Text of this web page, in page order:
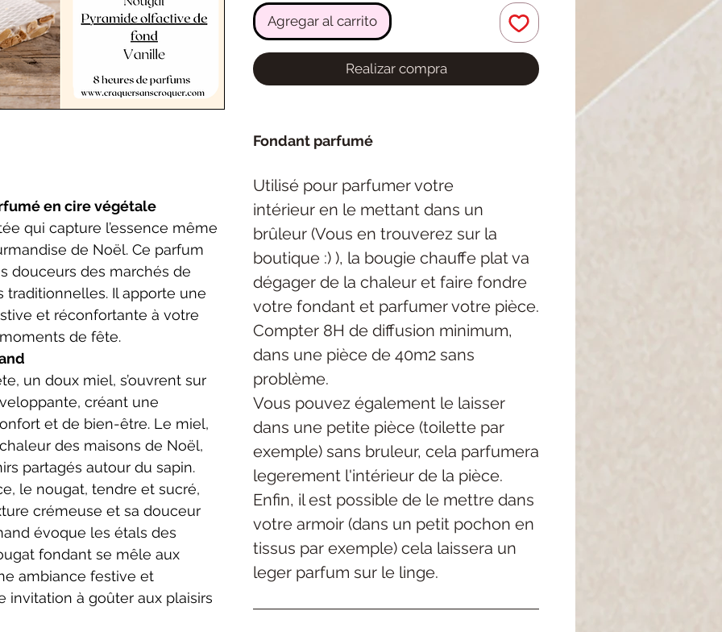
en cire végétale
qui capture l’essence même
de Noël. Ce parfum
douceurs des marchés de
traditionnelles. Il apporte une
et réconfortante à votre
de fête.
un doux miel, s’ouvrent sur
créant une
et de bien-être. Le miel,
des maisons de Noël,
partagés autour du sapin.
le nougat, tendre et sucré,
crémeuse et sa douceur
évoque les étals des
fondant se mêle aux
ambiance festive et
invitation à goûter aux plaisirs
Agregar al carrito
Realizar compra
Fondant parfumé
Utilisé pour parfumer votre
intérieur en le mettant dans un
brûleur (Vous en trouverez sur la
boutique :) ), la bougie chauffe plat va
dégager de la chaleur et faire fondre
votre fondant et parfumer votre pièce.
Compter 8H de diffusion minimum,
dans une pièce de 40m2 sans
problème.
Vous pouvez également le laisser
dans une petite pièce (toilette par
exemple) sans bruleur, cela parfumera
legerement l'intérieur de la pièce.
Enfin, il est possible de le mettre dans
votre armoir (dans un petit pochon en
tissus par exemple) cela laissera un
leger parfum sur le linge.